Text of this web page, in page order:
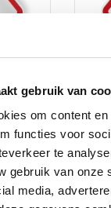
gebruik van
om content
functies voor
te
gebruik van onze
media,
GHS
Licht
uw
GHS